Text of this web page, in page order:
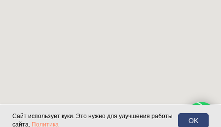
Сайт использует куки. Это нужно для улучшения работы
сайта. Политика
OK